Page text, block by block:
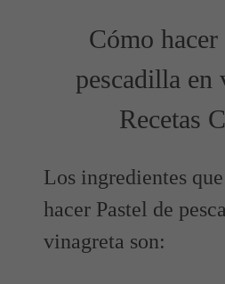
Cómo hacer
pescadilla en
Recetas
Los ingredientes
hacer Pastel de
vinagreta son: